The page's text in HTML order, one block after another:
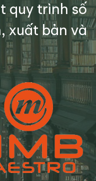
quy trình số
xuất bản và